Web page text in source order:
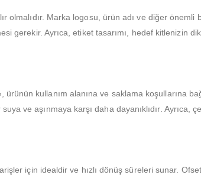
olmalıdır. Marka logosu, ürün adı ve diğer
gerekir. Ayrıca, etiket tasarımı, hedef kitlenizin
ürünün kullanım alanına ve saklama koşullarına
ve aşınmaya karşı daha dayanıklıdır. Ayrıca,
için idealdir ve hızlı dönüş süreleri sunar.